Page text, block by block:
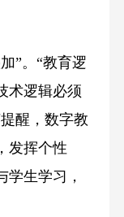
”。“教育逻
术逻辑必须
醒，数字教
发挥个性
学生学习，